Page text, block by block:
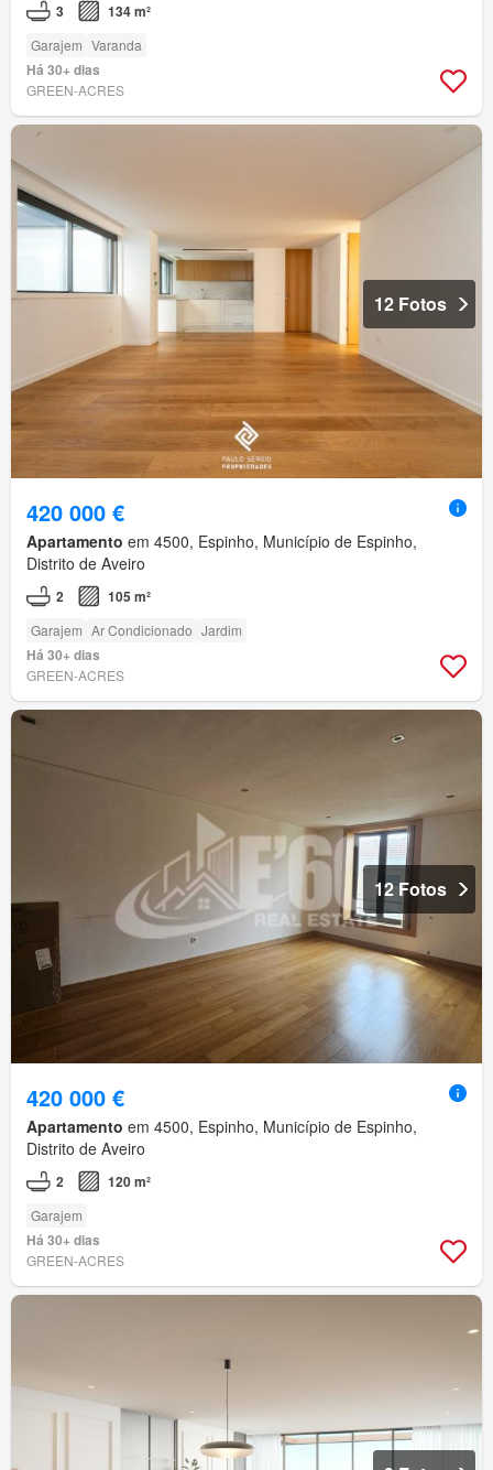
3 134 m²
Garajem Varanda
Há 30+ dias
GREEN-ACRES
12 Fotos
420 000 €
Apartamento em 4500, Espinho, Município de Espinho,
Distrito de Aveiro
2 105 m²
Garajem Ar Condicionado Jardim
Há 30+ dias
GREEN-ACRES
12 Fotos
420 000 €
Apartamento em 4500, Espinho, Município de Espinho,
Distrito de Aveiro
2 120 m²
Garajem
Há 30+ dias
GREEN-ACRES